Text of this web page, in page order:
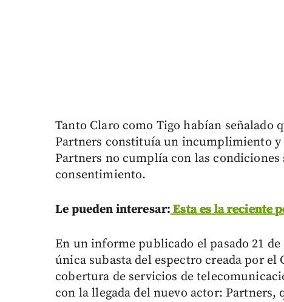
Tanto Claro como Tigo habían señalado
Partners constituía un incumplimiento y
Partners no cumplía con las
consentimiento.
Le pueden interesar:Esta es la reciente
En un informe publicado el pasado 21
única subasta del espectro creada por
cobertura de servicios de
con la llegada del nuevo actor: Partners,